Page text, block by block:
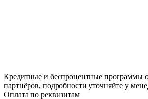
Кредитные и беспроцентные программы
партнёров, подробности уточняйте у
Оплата по реквизитам